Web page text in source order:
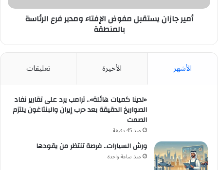
بالمنطقة
أمير جازان يستقبل مفوض الإفتاء ومدير فرع الرئاسة
بالمنطقة
الأشهر الأخيرة تعليقات
«لدينا كميات هائلة».. ترامب يرد على تقارير نفاد
الصواريخ الدقيقة بعد حرب إيران والبنتاغون يلتزم
الصمت
منذ 45 دقيقة
ورش السيارات.. فرصة تنتظر من يقودها
منذ ساعة واحدة